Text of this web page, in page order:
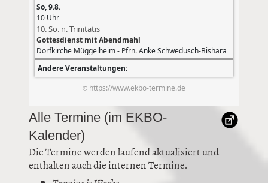
Alle Termine (im EKBO-
Kalender)
Die Termine werden laufend aktualisiert und
enthalten auch die internen Termine.